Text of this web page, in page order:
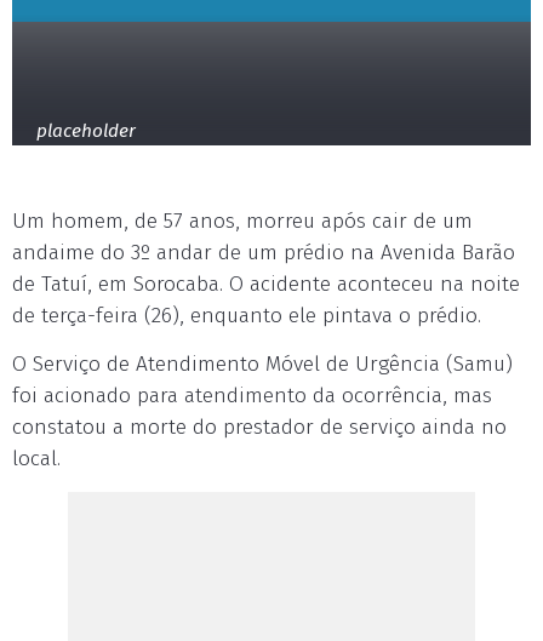
placeholder
Um homem, de 57 anos, morreu após cair de um
andaime do 3º andar de um prédio na Avenida Barão
de Tatuí, em Sorocaba. O acidente aconteceu na noite
de terça-feira (26), enquanto ele pintava o prédio.
O Serviço de Atendimento Móvel de Urgência (Samu)
foi acionado para atendimento da ocorrência, mas
constatou a morte do prestador de serviço ainda no
local.